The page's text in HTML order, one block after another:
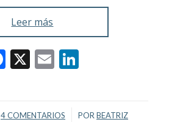
Leer más
Facebook
X EmailLinkedIn
4 COMENTARIOS
/ POR BEATRIZ